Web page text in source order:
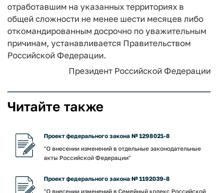
отработавшим на указанных территориях в
общей сложности не менее шести месяцев либо
откомандированным досрочно по уважительным
причинам, устанавливается Правительством
Российской Федерации.
Президент Российской Федерации
Читайте также
Проект федерального закона № 1298021-8
"О внесении изменений в отдельные законодательные
акты Российской Федерации"
Проект федерального закона № 1192039-8
"О внесении изменений в Семейный кодекс Российской